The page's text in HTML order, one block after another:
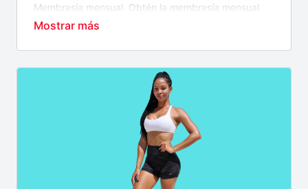
Membresía mensual. Obtén la membresía mensual
por tan solo $19.99 USD/Mes. Esta membresía se
cancelar es tu deber realizarlo con tiempo o